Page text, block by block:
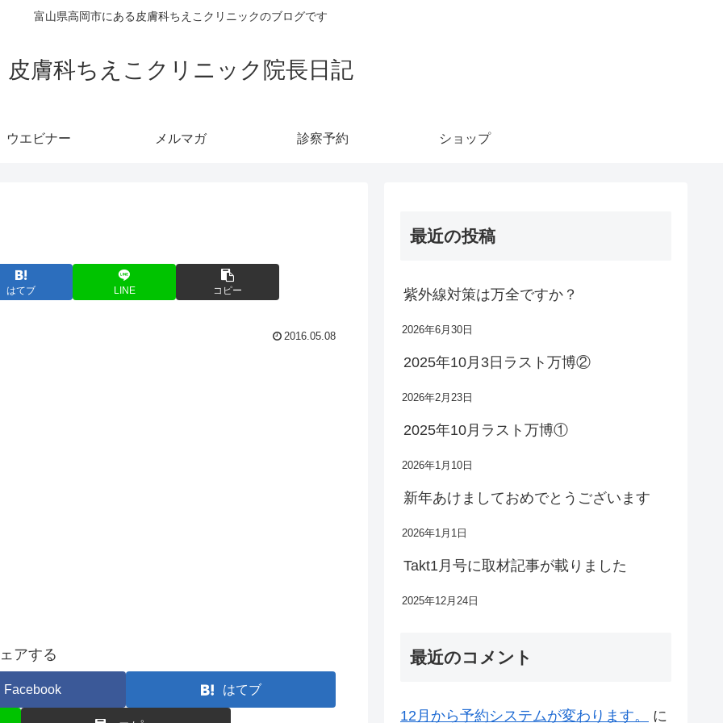
富山県高岡市にある皮膚科ちえこクリニックのブログです
皮膚科ちえこクリニック院長日記
ウエビナー メルマガ 診察予約 ショップ
はてブ LINE コピー
2016.05.08
アする
Facebook はてブ
最近の投稿
紫外線対策は万全ですか？
2026年6月30日
2025年10月3日ラスト万博②
2026年2月23日
2025年10月ラスト万博①
2026年1月10日
新年あけましておめでとうございます
2026年1月1日
Takt1月号に取材記事が載りました
2025年12月24日
最近のコメント
12月から予約システムが変わります。 に